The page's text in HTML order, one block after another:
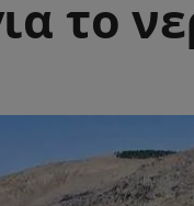
το